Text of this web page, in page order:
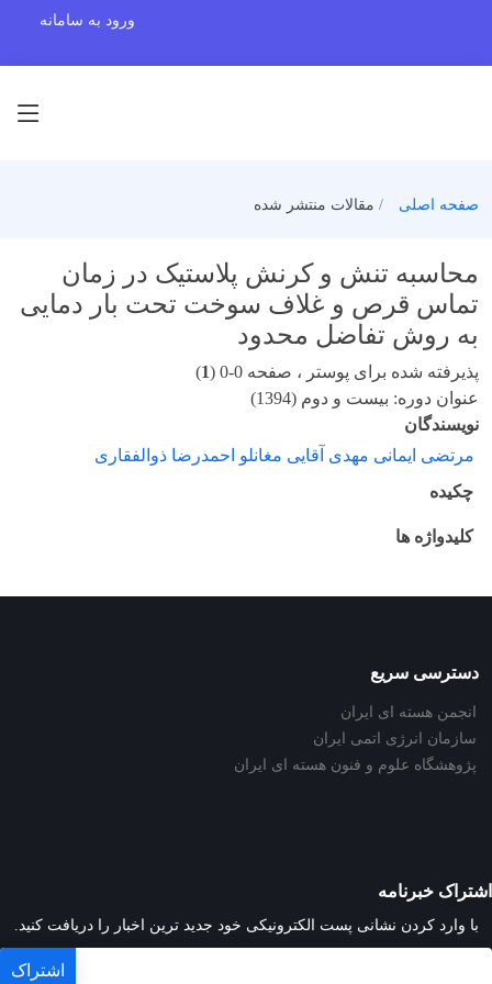
ورود به سامانه
صفحه اصلی مقالات منتشر شده
محاسبه تنش و کرنش پلاستیک در زمان
تماس قرص و غلاف سوخت تحت بار دمایی
به روش تفاضل محدود
پذیرفته شده برای پوستر ، صفحه 0-0 ( 1
)
عنوان دوره: بیست و دوم (1394)
نویسندگان
مرتضی ایمانی مهدی آقایی مغانلو احمدرضا ذوالفقاری
چکیده
کلیدواژه ها
دسترسی سریع
انجمن هسته ای ایران
سازمان انرژی اتمی ایران
پژوهشگاه علوم و فنون هسته ای ایران
اشتراک خبرنامه
با وارد کردن نشانی پست الکترونیکی خود جدید ترین اخبار را دریافت کنید.